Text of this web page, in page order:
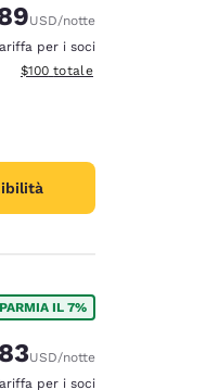
di barratura:
scontata:
USD/notte
per i soci
Visualizza i dettagli totali
$100 totale
IL 7%
di barratura:
scontata:
USD/notte
per i soci